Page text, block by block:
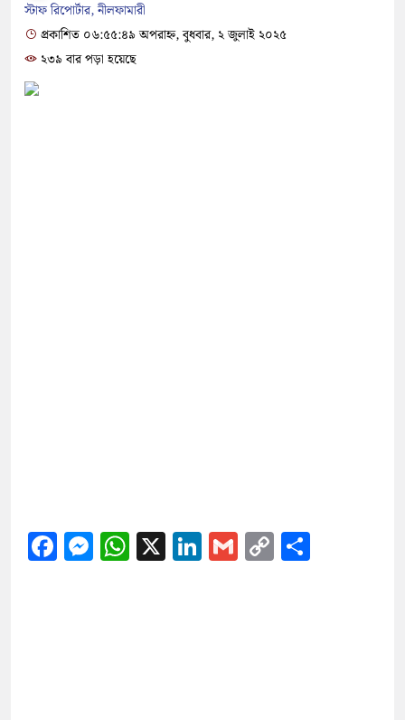
স্টাফ রিপোর্টার, নীলফামারী
প্রকাশিত ০৬:৫৫:৪৯ অপরাহ্ন, বুধবার, ২ জুলাই ২০২৫
২৩৯ বার পড়া হয়েছে
Facebook
Messenger
WhatsApp
X LinkedIn
Gmail
Copy